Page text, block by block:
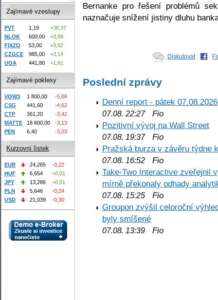
Bernanke pro řešení problémů
naznačuje snížení jistiny dluhu
Diskutovat
Poslední zprávy
Denní report - pátek 07.08.2026
07.08. 22:27Fio
Pozitivní vývoj na Wall Street
07.08. 19:37Fio
Pražská burza v závěru týdne
07.08. 16:52 Fio
Take-Two Interactive zveřejnil
mírně překonaly odhady
07.08. 15:25 Fio
Groupon zvýšil celoroční
byly smíšené
07.08. 13:39 Fio
Zajímavé vzestupy
PVT 1,19
+38,37
NLOK
600,00
+3,99
FIXZO
53,00
+3,92
CZGCE
985,00
+3,14
UQA
441,80 +1,61
Zajímavé poklesy
VOW3 1 800,00
-5,06
CSG
441,60
-4,62
CTP
361,20
-3,42
MATTE
18 600,00
-3,13
PEN
6,40 -3,03
Kurzovní lístek
EUR 24,265
-0,22
HUF
6,654
+0,01
JPY
13,286
+0,01
PLN
5,646
-0,24
USD
21,039 -0,30